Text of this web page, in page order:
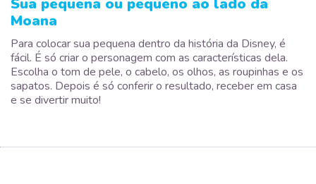
Moana
Para colocar sua pequena dentro da história da Disney, é
fácil. É só criar o personagem com as características dela.
Escolha o tom de pele, o cabelo, os olhos, as roupinhas e os
sapatos. Depois é só conferir o resultado, receber em casa
e se divertir muito!